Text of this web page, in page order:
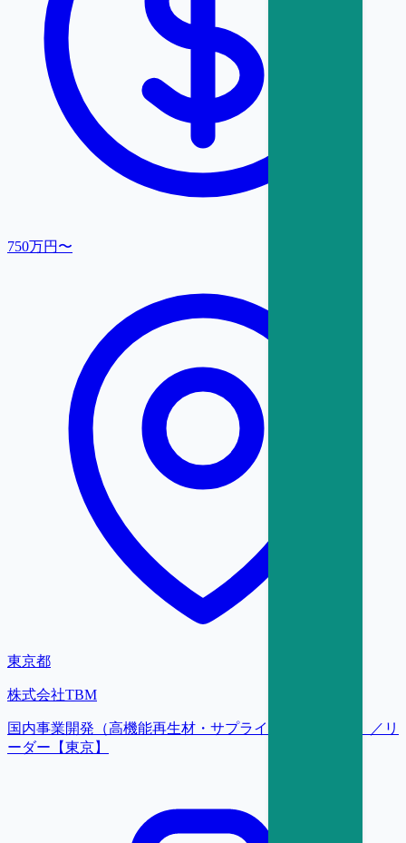
750万円〜
東京都
株式会社TBM
国内事業開発（高機能再生材・サプライチェーン構築）／リ
ーダー【東京】